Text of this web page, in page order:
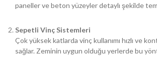
paneller ve beton yüzeyler detaylı şekilde
Sepetli Vinç Sistemleri
Çok yüksek katlarda vinç kullanımı hızlı ve
sağlar. Zeminin uygun olduğu yerlerde bu